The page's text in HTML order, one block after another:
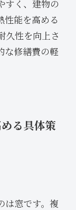
すく、建物の
性能を高める
久性を向上さ
な修繕費の軽
る具体策
は窓です。複